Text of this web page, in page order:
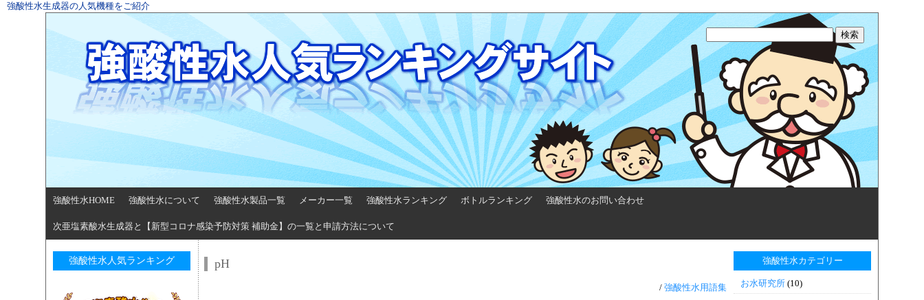
強酸性水生成器の人気機種をご紹介
強酸性水HOME 強酸性水について 強酸性水製品一覧 メーカー一覧 強酸性水ランキング ボトルランキング 強酸性水のお問い合わせ
次亜塩素酸水生成器と【新型コロナ感染予防対策 補助金】の一覧と申請方法について
強酸性水人気ランキング pH
/ 強酸性水用語集
強酸性水カテゴリー
お水研究所 (10)